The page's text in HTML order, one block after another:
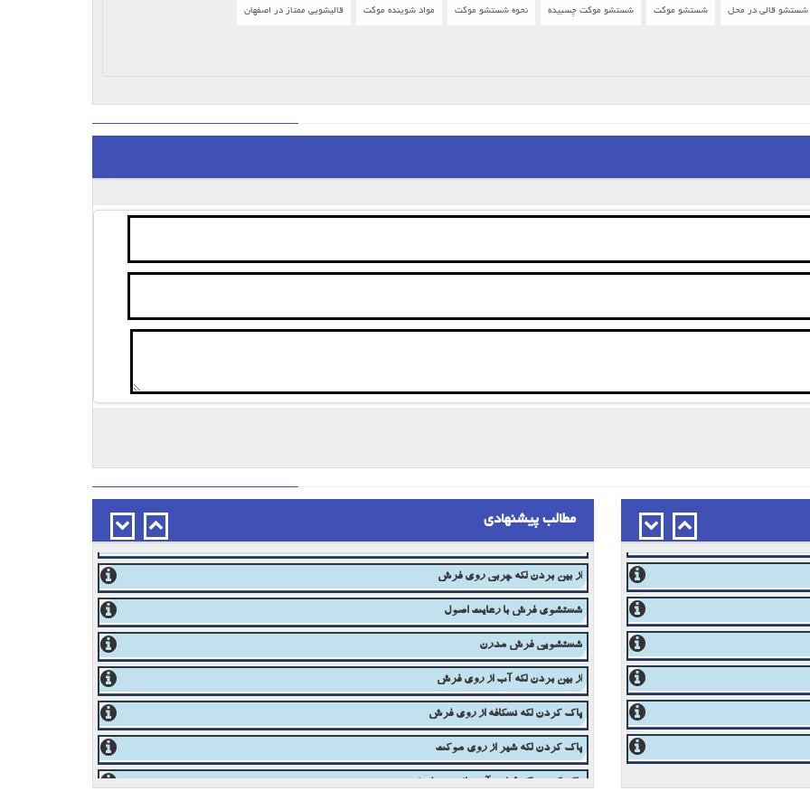
شستشو قالی در محل شستشو موکت شستشو موکت چسبیده نحوه شستشو موکت مواد شوینده موکت قالیشویی ممتاز در اصفهان
مطالب پیشنهادی
تغییر رنگ فرش
از بین بردن لکه چربی روی فرش
شستشوی فرش با رعایت اصول
شستشویی فرش مدرن
از بین بردن لکه آب از روی فرش
پاک کردن لکه نسکافه از روی فرش
پاک کردن لکه شیر از روی موکت